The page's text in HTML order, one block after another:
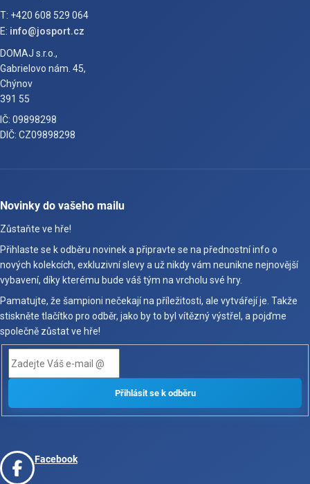
T: +420 608 529 064
E: info@josport.cz
DOMAJ s.r.o.,
Gabrielovo nám. 45,
Chýnov
391 55
IČ: 09898298
DIČ: CZ09898298
Novinky do vašeho mailu
Zůstaňte ve hře!
Přihlaste se k odběru novinek a připravte se na přednostní info o
nových kolekcích, exkluzivní slevy a už nikdy vám neunikne nejnovější
vybavení, díky kterému bude váš tým na vrcholu své hry.
Pamatujte, že šampioni nečekají na příležitosti, ale vytvářejí je. Takže
stiskněte tlačítko pro odběr, jako by to byl vítězný výstřel, a pojďme
společně zůstat ve hře!
Facebook